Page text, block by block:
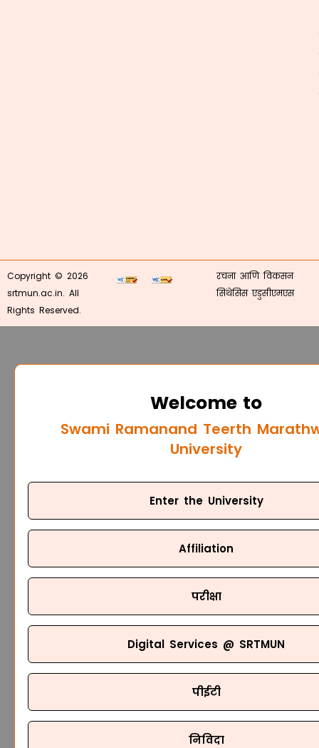
Copyright © 2026
srtmun.ac.in. All
Rights Reserved.
रचना आणि विकसन
सिंथेसिस एडुसीएमएस
Welcome to
Swami Ramanand Teerth
University
Enter the University
Affiliation
परीक्षा
Digital Services @ SRTMUN
पीईटी
निविदा